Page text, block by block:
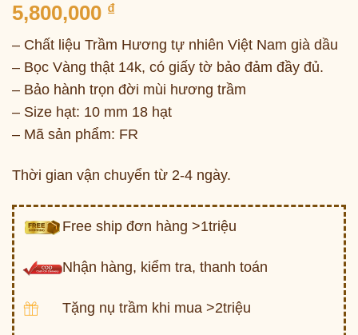
5,800,000 ₫
– Chất liệu Trầm Hương tự nhiên Việt Nam già dầu
– Bọc Vàng thật 14k, có giấy tờ bảo đảm đầy đủ.
– Bảo hành trọn đời mùi hương trầm
– Size hạt: 10 mm 18 hạt
– Mã sản phẩm: FR
Thời gian vận chuyển từ 2-4 ngày.
Free ship đơn hàng >1triệu
Nhận hàng, kiểm tra, thanh toán
Tặng nụ trầm khi mua >2triệu